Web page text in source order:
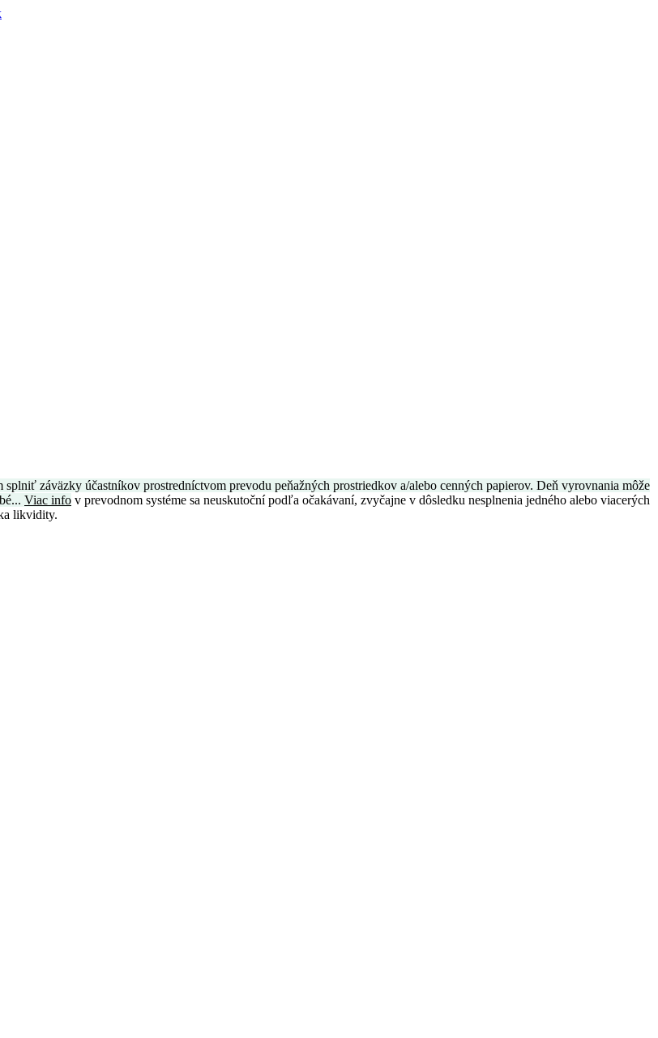
záväzky účastníkov prostredníctvom prevodu peňažných prostriedkov a/alebo cenných papierov. Deň vyrovnania môže
Viac info v prevodnom systéme sa neuskutoční podľa očakávaní, zvyčajne v dôsledku nesplnenia jedného alebo viacerých
likvidity.